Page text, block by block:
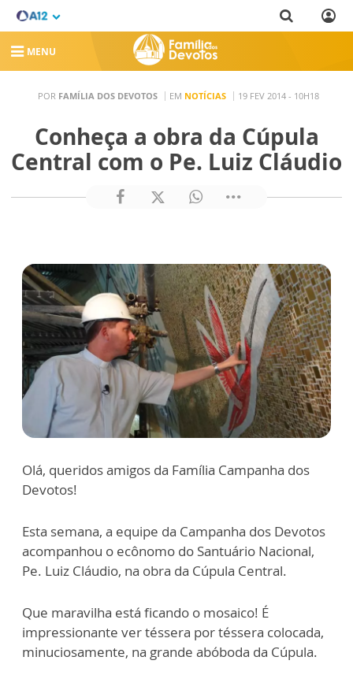
MENU
POR FAMÍLIA DOS DEVOTOS EM NOTÍCIAS 19 FEV 2014 - 10H18
Conheça a obra da Cúpula
Central com o Pe. Luiz Cláudio
Olá, queridos amigos da Família Campanha dos
Devotos!
Esta semana, a equipe da Campanha dos Devotos
acompanhou o ecônomo do Santuário Nacional,
Pe. Luiz Cláudio, na obra da Cúpula Central.
Que maravilha está ficando o mosaico! É
impressionante ver téssera por téssera colocada,
minuciosamente, na grande abóboda da Cúpula.